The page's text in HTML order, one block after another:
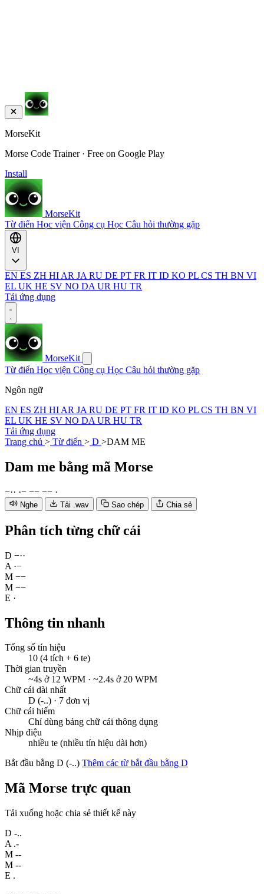
MorseKit
Morse Code Trainer · Free on Google Play
Install
MorseKit
Từ điển Học viện Công cụ Học Câu hỏi thường gặp
EN ES ZH HI AR JA RU DE PT FR IT ID KO PL CS TH BN VI
EL UK HE SV NO DA UR HU TR
Tải ứng dụng
MorseKit
Từ điển Học viện Công cụ Học Câu hỏi thường gặp
Ngôn ngữ
EN ES ZH HI AR JA RU DE PT FR IT ID KO PL CS TH BN VI
EL UK HE SV NO DA UR HU TR
Tải ứng dụng
Trang chủ > Từ điển > D >DAM ME
Dam me bằng mã Morse
−·· ·− −− −− ·
Nghe Tải .wav Sao chép Chia sẻ
Phân tích từng chữ cái
D −··
A ·−
M −−
M −−
E ·
Thông tin nhanh
Tổng số tín hiệu
10 (4 tích + 6 te)
Thời gian truyền
~4s ở 12 WPM · ~2.4s ở 20 WPM
Chữ cái dài nhất
D (-..) · 7 đơn vị
Chữ cái hiếm
Chỉ dùng bảng chữ cái thông dụng
Nhịp điệu
nhiều te (nhiều tín hiệu dài hơn)
Bắt đầu bằng D (-..) Thêm các từ bắt đầu bằng D
Mã Morse trực quan
Tải xuống hoặc chia sẻ thiết kế này
D -..
A .-
M --
M --
E .